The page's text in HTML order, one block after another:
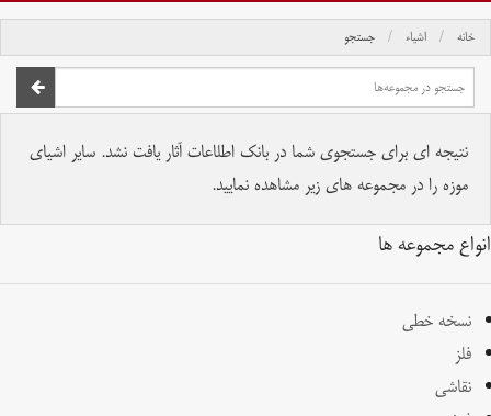
خانه اشیاء جستجو
نتیجه ای برای جستجوی شما در بانک اطلاعات آثار یافت نشد. سایر اشیای
موزه را در مجموعه های زیر مشاهده نمایید.
انواع مجموعه ها
نسخه خطی
فلز
نقاشی
تمام حقوق برای موسسه کتابخانه و موزه ملی ملک محفوظ است.